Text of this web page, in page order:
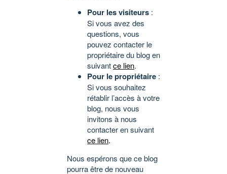
Pour les visiteurs :
Si vous avez des
questions, vous
pouvez contacter le
propriétaire du blog en
suivantce lien.
Pour le propriétaire :
Si vous souhaitez
rétablir l’accès à votre
blog, nous vous
invitons à nous
contacter en suivant
ce lien.
Nous espérons que ce blog
pourra être de nouveau